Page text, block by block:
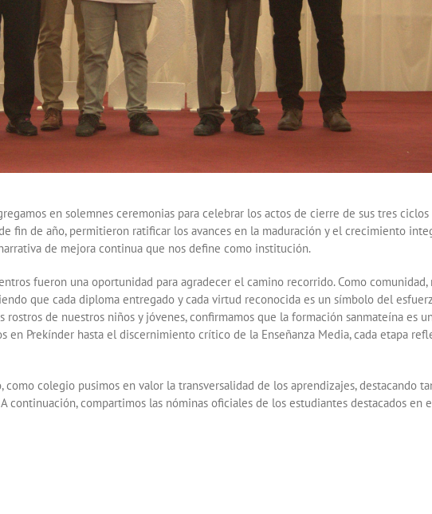
en solemnes ceremonias para celebrar los actos de cierre de sus tres ciclos
fin de año, permitieron ratificar los avances en la maduración y el crecimiento
de mejora continua que nos define como institución.
fueron una oportunidad para agradecer el camino recorrido. Como comunidad,
que cada diploma entregado y cada virtud reconocida es un símbolo del
de nuestros niños y jóvenes, confirmamos que la formación sanmateína es
en Prekínder hasta el discernimiento crítico de la Enseñanza Media, cada etapa
colegio pusimos en valor la transversalidad de los aprendizajes, destacando
continuación, compartimos las nóminas oficiales de los estudiantes destacados en